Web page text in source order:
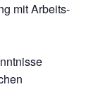
mit Arbeits-